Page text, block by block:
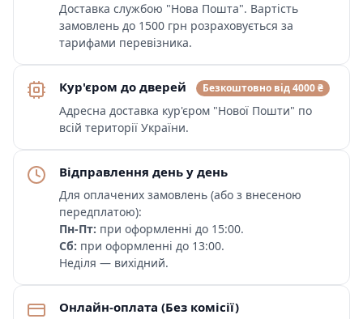
Доставка службою "Нова Пошта". Вартість
замовлень до 1500 грн розраховується за
тарифами перевізника.
Кур'єром до дверей Безкоштовно від 4000 ₴
Адресна доставка кур'єром "Нової Пошти" по
всій території України.
Відправлення день у день
Для оплачених замовлень (або з внесеною
передплатою):
Пн-Пт: при оформленні до 15:00.
Сб: при оформленні до 13:00.
Неділя — вихідний.
Онлайн-оплата (Без комісії)